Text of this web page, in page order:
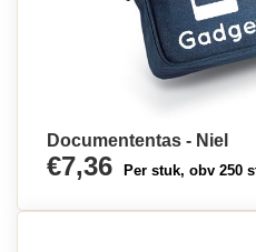
Documententas - Niel
€7,36 Per stuk, obv 250